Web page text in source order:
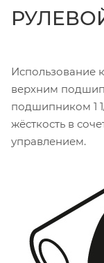
Использование
верхним
подшипником 1
жёсткость в
управлением.